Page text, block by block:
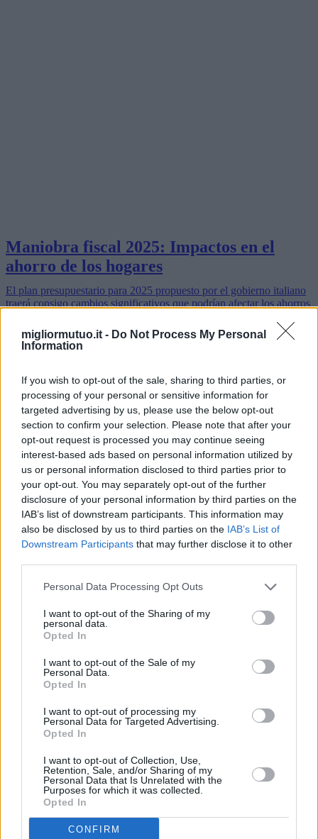
migliormutuo.it - Do Not Process My Personal
Information
If you wish to opt-out of the sale, sharing to third parties, or
processing of your personal or sensitive information for
targeted advertising by us, please use the below opt-out
section to confirm your selection. Please note that after your
opt-out request is processed you may continue seeing
interest-based ads based on personal information utilized by
us or personal information disclosed to third parties prior to
your opt-out. You may separately opt-out of the further
disclosure of your personal information by third parties on the
IAB’s list of downstream participants. This information may
also be disclosed by us to third parties on the IAB’s List of
Downstream Participants that may further disclose it to other
Personal Data Processing Opt Outs
I want to opt-out of the Sharing of my
personal data.
Opted In
I want to opt-out of the Sale of my
Personal Data.
Opted In
I want to opt-out of processing my
Personal Data for Targeted Advertising.
Opted In
I want to opt-out of Collection, Use,
Retention, Sale, and/or Sharing of my
Personal Data that Is Unrelated with the
Purposes for which it was collected.
Opted In
CONFIRM
Maniobra fiscal 2025: Impactos en el
ahorro de los hogares
El plan presupuestario para 2025 propuesto por el gobierno italiano
traerá consigo cambios significativos que podrían afectar los ahorros
Leer más
pequeñas ciudades italianas
En los últimos años, se ha producido un aumento significativo de las
transacciones inmobiliarias en las ciudades más pequeñas de Italia.
Esta tendencia se ve impulsada por un creciente interés en el e…